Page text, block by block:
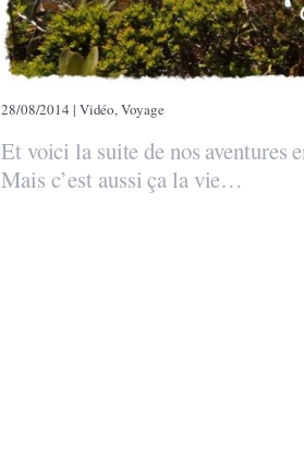
28/08/2014 | Vidéo,Voyage
Et voici la suite de nos
Mais c’est aussi ça la vie…